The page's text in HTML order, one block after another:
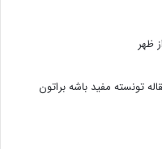
تونسته مفید باشه براتون